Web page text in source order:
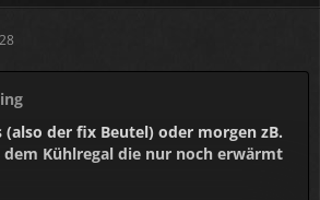
der fix Beutel) oder morgen zB.
Kühlregal die nur noch erwärmt